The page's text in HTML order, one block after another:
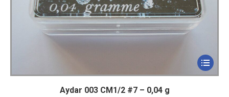
Aydar 003 CM1/2 #7 – 0,04 g